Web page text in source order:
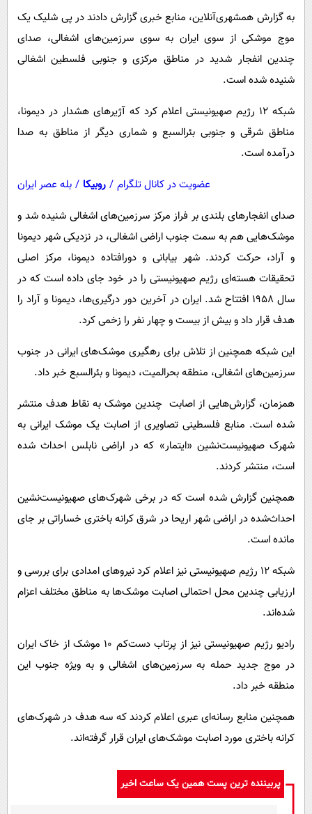
سلامت
فرهنگی
بین الملل
حیات وحش
سیاست خارجی
به گزارش همشهری‌آنلاین، منابع خبری گزارش دادند در پی شلیک یک
موج موشکی از سوی ایران به سوی سرزمین‌های اشغالی، صدای
چندین انفجار شدید در مناطق مرکزی و جنوبی فلسطین اشغالی
شنیده شده است.
شبکه ۱۲ رژیم صهیونیستی اعلام کرد که آژیرهای هشدار در دیمونا،
مناطق شرقی و جنوبی بئرالسبع و شماری دیگر از مناطق به صدا
درآمده است.
عضویت در کانال تلگرام / روبیکا / بله عصر ایران
صدای انفجارهای بلندی بر فراز مرکز سرزمین‌های اشغالی شنیده شد و
موشک‌هایی هم به سمت جنوب اراضی اشغالی، در نزدیکی شهر دیمونا
و آراد، حرکت کردند. شهر بیابانی و دورافتاده دیمونا، مرکز اصلی
تحقیقات هسته‌ای رژیم صهیونیستی را در خود جای داده است که در
سال ۱۹۵۸ افتتاح شد. ایران در آخرین دور درگیری‌ها، دیمونا و آراد را
هدف قرار داد و بیش از بیست و چهار نفر را زخمی کرد.
این شبکه همچنین از تلاش برای رهگیری موشک‌های ایرانی در جنوب
سرزمین‌های اشغالی، منطقه بحرالمیت، دیمونا و بئرالسبع خبر داد.
همزمان، گزارش‌هایی از اصابت چندین موشک به نقاط هدف منتشر
شده است. منابع فلسطینی تصاویری از اصابت یک موشک ایرانی به
شهرک صهیونیست‌نشین «ایتمار» که در اراضی نابلس احداث شده
است، منتشر کردند.
همچنین گزارش شده است که در برخی شهرک‌های صهیونیست‌نشین
احداث‌شده در اراضی شهر اریحا در شرق کرانه باختری خساراتی بر جای
مانده است.
شبکه ۱۲ رژیم صهیونیستی نیز اعلام کرد نیروهای امدادی برای بررسی و
ارزیابی چندین محل احتمالی اصابت موشک‌ها به مناطق مختلف اعزام
شده‌اند.
رادیو رژیم صهیونیستی نیز از پرتاب دست‌کم ۱۰ موشک از خاک ایران
در موج جدید حمله به سرزمین‌های اشغالی و به ویژه جنوب این
منطقه خبر داد.
همچنین منابع رسانه‌ای عبری اعلام کردند که سه هدف در شهرک‌های
کرانه باختری مورد اصابت موشک‌های ایران قرار گرفته‌اند.
پربیننده ترین پست همین یک ساعت اخیر